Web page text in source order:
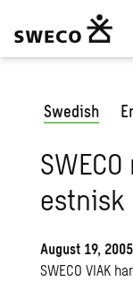
Swedish
estnisk
August 19, 2005
SWECO VIAK